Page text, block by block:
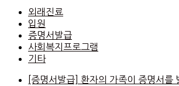
외래진료
입원
증명서발급
사회복지프로그램
기타
[증명서발급]
환자의 가족이 증명서를